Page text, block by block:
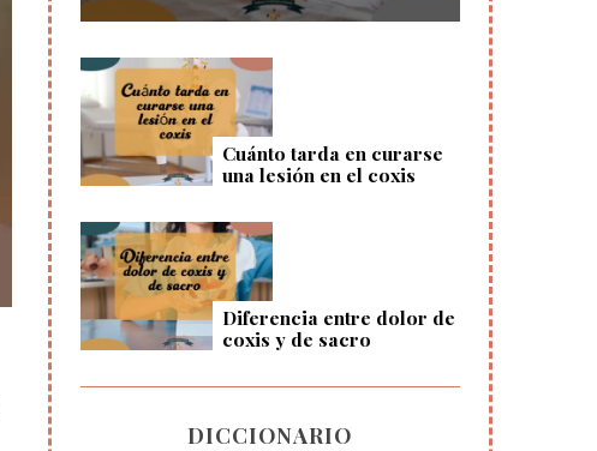
Cuánto tarda en curarse
una lesión en el coxis
Diferencia entre dolor de
coxis y de sacro
DICCIONARIO